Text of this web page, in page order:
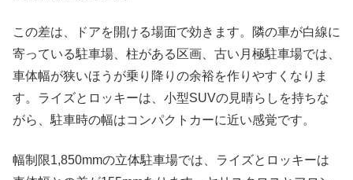
この差は、ドアを開ける場面で効きます。隣の車が白線に
寄っている駐車場、柱がある区画、古い月極駐車場では、
車体幅が狭いほうが乗り降りの余裕を作りやすくなりま
す。ライズとロッキーは、小型SUVの見晴らしを持ちな
がら、駐車時の幅はコンパクトカーに近い感覚です。
幅制限1,850mmの立体駐車場では、ライズとロッキーは